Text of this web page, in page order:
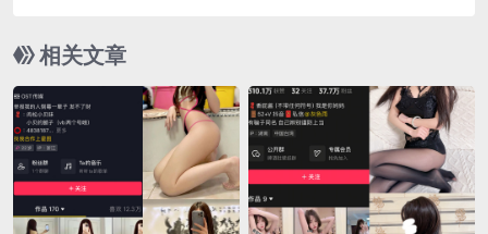
相关文章